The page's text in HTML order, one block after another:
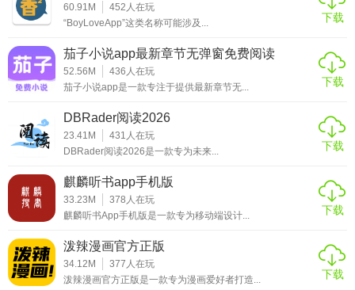
6、即时聊天
志同道合，交流爱好
7、文化机构
万人武术机构遍布全国
太极功夫软件亮点
1、线上线下结合教学，快速掌握太极拳精髓。
2、轻松发布动态交流互动，弘扬太极文化，传承国粹精华。
4、一键申请传承认证，成为太极拳正式传人，拥有正规身
份。
60.91M 452 人在玩
“BoyLoveApp”这类名称可能涉及...
下载
茄子小说app最新章节无弹窗免费阅读
52.56M 436 人在玩
茄子小说app是一款专注于提供最新章节无...
下载
DBRader阅读2026
23.41M 431 人在玩
DBRader阅读2026是一款专为未来...
下载
麒麟听书app手机版
33.23M 378 人在玩
麒麟听书App手机版是一款专为移动端设计...
下载
泼辣漫画官方正版
34.12M 377 人在玩
泼辣漫画官方正版是一款专为漫画爱好者打造...
下载